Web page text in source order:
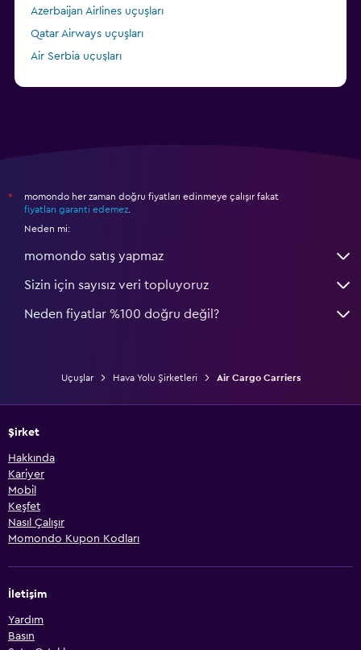
Azerbaijan Airlines uçuşları
Qatar Airways uçuşları
Air Serbia uçuşları
*
momondo her zaman doğru fiyatları edinmeye çalışır fakat
fiyatları garanti edemez
Neden mi:
momondo satış yapmaz
Sizin için sayısız veri topluyoruz
Neden fiyatlar %100 doğru değil?
Uçuşlar Hava Yolu Şirketleri Air Cargo Carriers
Şirket
Hakkında
Kariyer
Mobil
Keşfet
Nasıl Çalışır
Momondo Kupon Kodları
İletişim
Yardım
Basın